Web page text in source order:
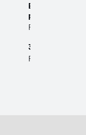
Explorations en
philosophie
Philosophie
30,00 $ - 24,00
Papier, PDF ou